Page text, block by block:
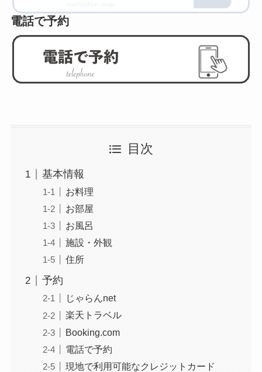
電話で予約
目次
基本情報
お料理
お部屋
お風呂
施設・外観
住所
予約
じゃらんnet
楽天トラベル
Booking.com
電話で予約
現地で利用可能なクレジットカード